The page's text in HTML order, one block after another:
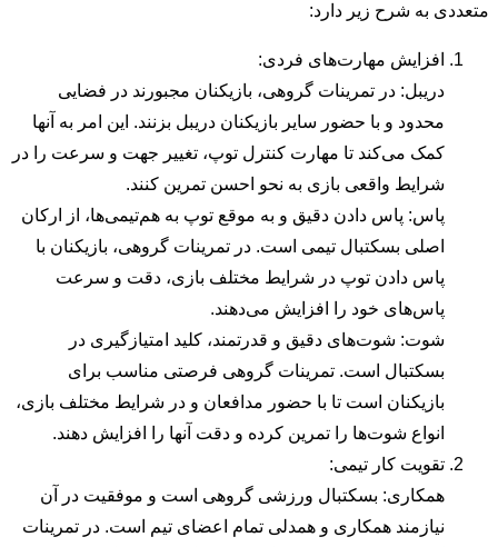
متعددی به شرح زیر دارد:
افزایش مهارت‌های فردی:
دریبل: در تمرینات گروهی، بازیکنان مجبورند در فضایی
محدود و با حضور سایر بازیکنان دریبل بزنند. این امر به آنها
کمک می‌کند تا مهارت کنترل توپ، تغییر جهت و سرعت را در
شرایط واقعی بازی به نحو احسن تمرین کنند.
پاس: پاس دادن دقیق و به موقع توپ به هم‌تیمی‌ها، از ارکان
اصلی بسکتبال تیمی است. در تمرینات گروهی، بازیکنان با
پاس دادن توپ در شرایط مختلف بازی، دقت و سرعت
پاس‌های خود را افزایش می‌دهند.
شوت: شوت‌های دقیق و قدرتمند، کلید امتیازگیری در
بسکتبال است. تمرینات گروهی فرصتی مناسب برای
بازیکنان است تا با حضور مدافعان و در شرایط مختلف بازی،
انواع شوت‌ها را تمرین کرده و دقت آنها را افزایش دهند.
تقویت کار تیمی:
همکاری: بسکتبال ورزشی گروهی است و موفقیت در آن
نیازمند همکاری و همدلی تمام اعضای تیم است. در تمرینات